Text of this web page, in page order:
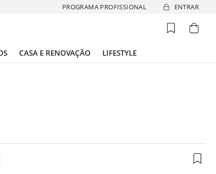
PROGRAMA PROFISSIONAL ENTRAR
CASA E RENOVAÇÃO LIFESTYLE